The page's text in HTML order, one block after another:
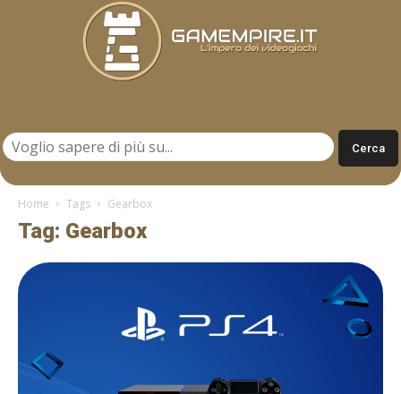
Home Tags Gearbox
Tag: Gearbox